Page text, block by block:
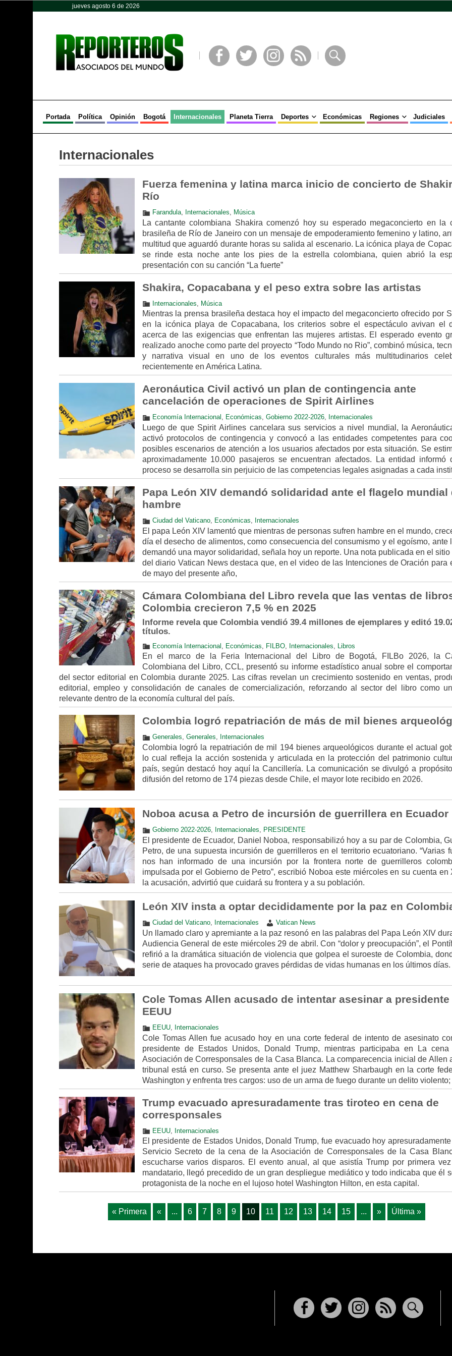
jueves agosto 6 de 2026
Portada Política Opinión Bogotá Internacionales Planeta Tierra Deportes Económicas Regiones Judiciales
Internacionales
Fuerza femenina y latina marca inicio de concierto de
Río
Farandula, Internacionales, Música
La cantante colombiana Shakira comenzó hoy su esperado megaconcierto en la
brasileña de Río de Janeiro con un mensaje de empoderamiento femenino y latino,
multitud que aguardó durante horas su salida al escenario. La icónica playa de
se rinde esta noche ante los pies de la estrella colombiana, quien abrió la
presentación con su canción “La fuerte”
Shakira, Copacabana y el peso extra sobre las artistas
Internacionales Música
Mientras la prensa brasileña destaca hoy el impacto del megaconcierto ofrecido por
en la icónica playa de Copacabana, los criterios sobre el espectáculo avivan el
acerca de las exigencias que enfrentan las mujeres artistas. El esperado evento
realizado anoche como parte del proyecto “Todo Mundo no Rio”, combinó música,
y narrativa visual en uno de los eventos culturales más multitudinarios
recientemente en América Latina.
Aeronáutica Civil activó un plan de contingencia ante
cancelación de operaciones de Spirit Airlines
Economía Internacional , Económicas, Gobierno 2022-2026, Internacionales
Luego de que Spirit Airlines cancelara sus servicios a nivel mundial, la
activó protocolos de contingencia y convocó a las entidades competentes para
posibles escenarios de atención a los usuarios afectados por esta situación. Se
aproximadamente 10.000 pasajeros se encuentran afectados. La entidad informó
proceso se desarrolla sin perjuicio de las competencias legales asignadas a cada
Papa León XIV demandó solidaridad ante el flagelo mundial
hambre
Ciudad del Vaticano, Económicas Internacionales
El papa León XIV lamentó que mientras de personas sufren hambre en el mundo,
día el desecho de alimentos, como consecuencia del consumismo y el egoísmo, ante
demandó una mayor solidaridad, señala hoy un reporte. Una nota publicada en el sitio
del diario Vatican News destaca que, en el video de las Intenciones de Oración para
de mayo del presente año,
Cámara Colombiana del Libro revela que las ventas de
Colombia crecieron 7,5 % en 2025
Informe revela que Colombia vendió 39.4 millones de ejemplares y editó
títulos.
Economía Internacional Económicas FILBO, Internacionales Libros
En el marco de la Feria Internacional del Libro de Bogotá, FILBo 2026, la
Colombiana del Libro, CCL, presentó su informe estadístico anual sobre el
del sector editorial en Colombia durante 2025. Las cifras revelan un crecimiento sostenido en ventas,
editorial, empleo y consolidación de canales de comercialización, reforzando al sector del libro como
relevante dentro de la economía cultural del país.
Colombia logró repatriación de más de mil bienes
Generales, Generales, Internacionales
Colombia logró la repatriación de mil 194 bienes arqueológicos durante el actual
lo cual refleja la acción sostenida y articulada en la protección del patrimonio
país, según destacó hoy aquí la Cancillería. La comunicación se divulgó a
difusión del retorno de 174 piezas desde Chile, el mayor lote recibido en 2026.
Noboa acusa a Petro de incursión de guerrillera en Ecuador
Gobierno 2022-2026, Internacionales, PRESIDENTE
El presidente de Ecuador, Daniel Noboa, responsabilizó hoy a su par de Colombia,
Petro, de una supuesta incursión de guerrilleros en el territorio ecuatoriano. “Varias
nos han informado de una incursión por la frontera norte de guerrilleros
impulsada por el Gobierno de Petro”, escribió Noboa este miércoles en su cuenta en
la acusación, advirtió que cuidará su frontera y a su población.
León XIV insta a optar decididamente por la paz en
Ciudad del Vaticano, Internacionales Vatican News
Un llamado claro y apremiante a la paz resonó en las palabras del Papa León XIV
Audiencia General de este miércoles 29 de abril. Con “dolor y preocupación”, el
refirió a la dramática situación de violencia que golpea el suroeste de Colombia,
serie de ataques ha provocado graves pérdidas de vidas humanas en los últimos días.
Cole Tomas Allen acusado de intentar asesinar a presidente
EEUU
EEUU, Internacionales
Cole Tomas Allen fue acusado hoy en una corte federal de intento de asesinato
presidente de Estados Unidos, Donald Trump, mientras participaba en La
Asociación de Corresponsales de la Casa Blanca. La comparecencia inicial de Allen
tribunal está en curso. Se presenta ante el juez Matthew Sharbaugh en la corte
Washington y enfrenta tres cargos: uso de un arma de fuego durante un delito violento;
Trump evacuado apresuradamente tras tiroteo en cena de
corresponsales
EEUU, Internacionales
El presidente de Estados Unidos, Donald Trump, fue evacuado hoy apresuradamente
Servicio Secreto de la cena de la Asociación de Corresponsales de la Casa
escucharse varios disparos. El evento anual, al que asistía Trump por primera
mandatario, llegó precedido de un gran despliegue mediático y todo indicaba que él
protagonista de la noche en el lujoso hotel Washington Hilton, en esta capital.
« Primera « ... 6 7 8 9 10 11 12 13 14 15 ... » Última »
Opinión Política